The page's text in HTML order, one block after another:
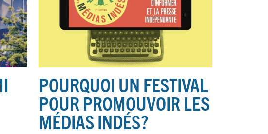
POURQUOI UN FESTIVAL
POUR PROMOUVOIR LES
MÉDIAS INDÉS?